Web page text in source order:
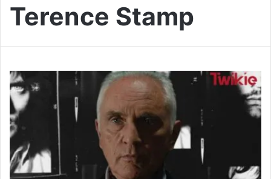
Terence Stamp